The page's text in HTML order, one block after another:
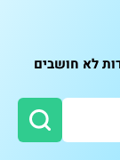
לא חושבים